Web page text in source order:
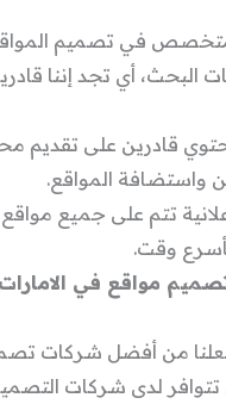
في تصميم
البحث، أي تجد إننا
قادرين على تقديم
واستضافة المواقع.
تتم على جميع
وقت.
مواقع في الامارات
من أفضل شركات تصميم
تتوافر لدى شركات